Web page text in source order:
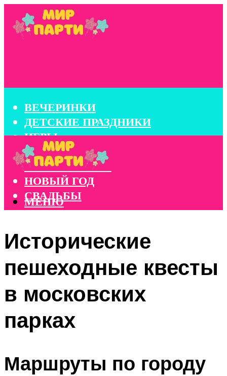
ВЕЧЕРИНКИ
ДЕТСКИЕ ПРАЗДНИКИ
ИГРЫ
КОНКУРСЫ
КОРПОРАТИВЫ
НОВЫЙ ГОД
СВАДЬБЫ
МЕНЮ
Исторические
пешеходные квесты
в московских
парках
Маршруты по городу